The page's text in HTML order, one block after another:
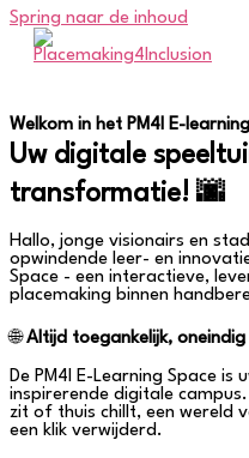
Spring naar de inhoud
Welkom in het PM4I E-
Uw digitale
transformatie! 🌆
Hallo, jonge visionairs en
opwindende leer- en
Space - een interactieve,
placemaking binnen
🌐Altijd toegankelijk, oneindig
De PM4I E-Learning Space
inspirerende digitale
zit of thuis chillt, een wereld
een klik verwijderd.